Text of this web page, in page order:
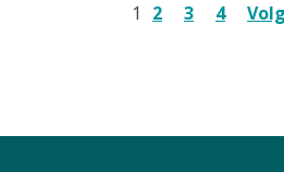
1 2 3 4